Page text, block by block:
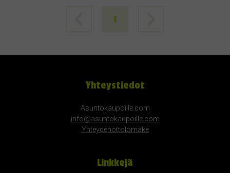
1
Yhteystiedot
Asuntokaupoille.com
info@asuntokaupoille.com
Yhteydenottolomake
Linkkejä